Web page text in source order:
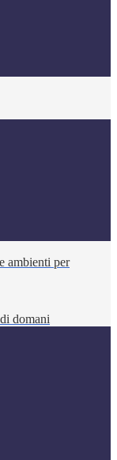
ambienti per
domani